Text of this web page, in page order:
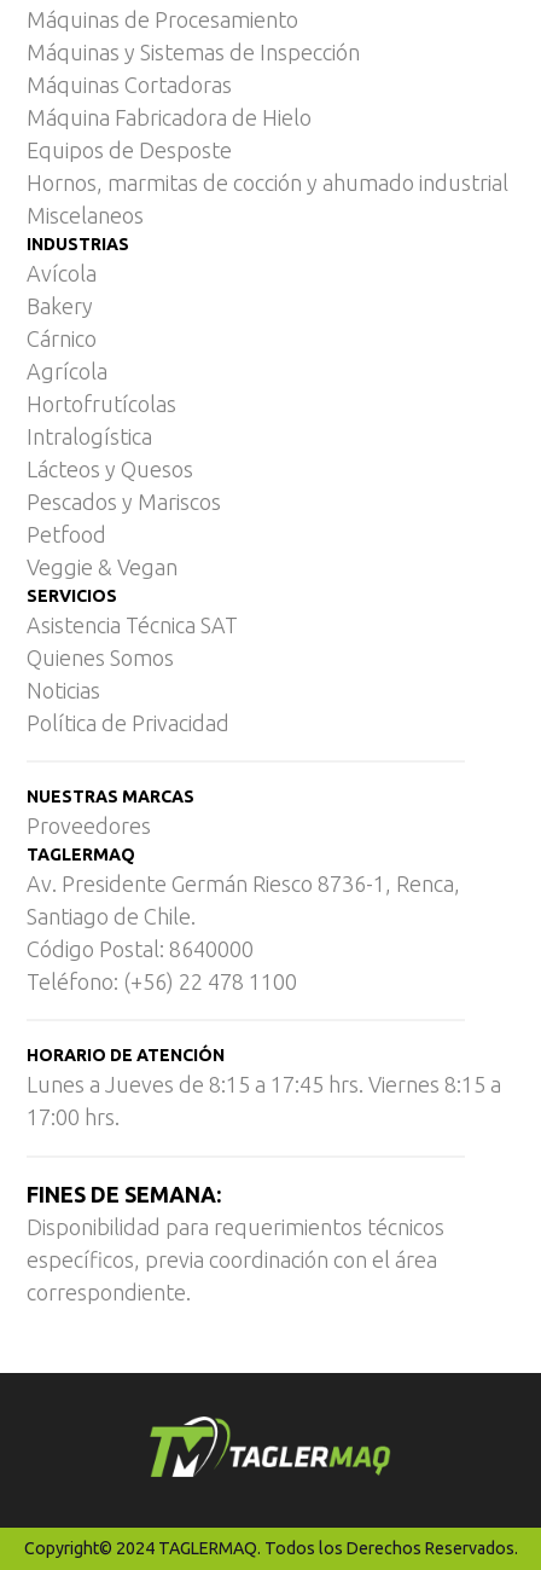
Máquinas de Procesamiento
Máquinas y Sistemas de Inspección
Máquinas Cortadoras
Máquina Fabricadora de Hielo
Equipos de Desposte
Hornos, marmitas de cocción y ahumado industrial
Miscelaneos
INDUSTRIAS
Avícola
Bakery
Cárnico
Agrícola
Hortofrutícolas
Intralogística
Lácteos y Quesos
Pescados y Mariscos
Petfood
Veggie & Vegan
SERVICIOS
Asistencia Técnica SAT
Quienes Somos
Noticias
Política de Privacidad
NUESTRAS MARCAS
Proveedores
TAGLERMAQ
Av. Presidente Germán Riesco 8736-1, Renca,
Santiago de Chile.
Código Postal: 8640000
Teléfono: (+56) 22 478 1100
HORARIO DE ATENCIÓN
Lunes a Jueves de 8:15 a 17:45 hrs. Viernes 8:15 a
17:00 hrs.
FINES DE SEMANA:
Disponibilidad para requerimientos técnicos
específicos, previa coordinación con el área
correspondiente.
Copyright© 2024 TAGLERMAQ. Todos los Derechos Reservados.